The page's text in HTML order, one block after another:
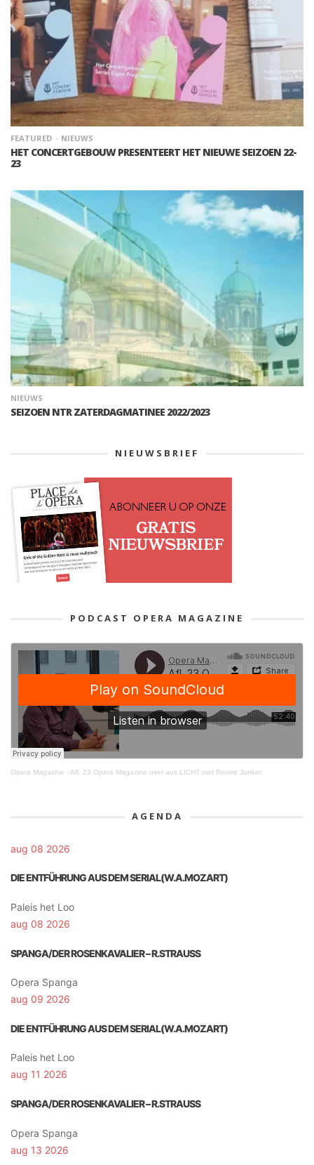
FEATURED NIEUWS
HET CONCERTGEBOUW PRESENTEERT HET NIEUWE SEIZOEN 22-
23
NIEUWS
SEIZOEN NTR ZATERDAGMATINEE 2022/2023
NIEUWSBRIEF
PODCAST OPERA MAGAZINE
Opera Magazine · Afl. 23 Opera Magazine over aus LICHT met Renee Jonker
AGENDA
aug 08 2026
DIE ENTFÜHRUNG AUS DEM SERIAL(W.A.MOZART)
Paleis het Loo
aug 08 2026
SPANGA/DER ROSENKAVALIER – R.STRAUSS
Opera Spanga
aug 09 2026
DIE ENTFÜHRUNG AUS DEM SERIAL(W.A.MOZART)
Paleis het Loo
aug 11 2026
SPANGA/DER ROSENKAVALIER – R.STRAUSS
Opera Spanga
aug 13 2026